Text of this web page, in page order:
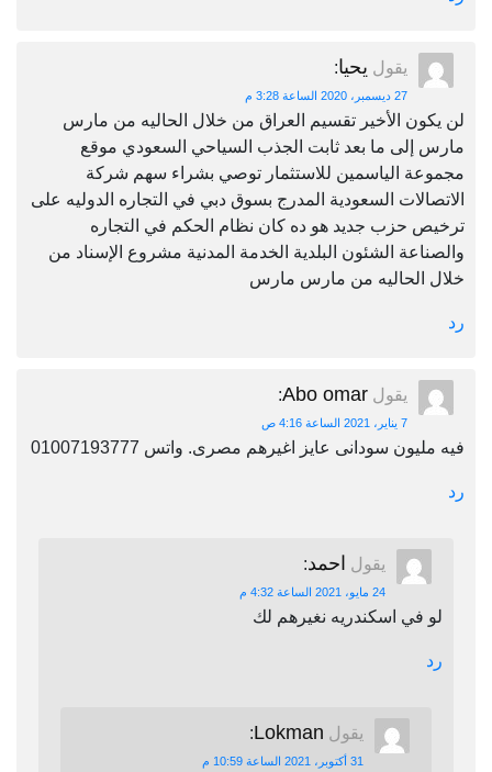
يقول يحيا:
27 ديسمبر، 2020 الساعة 3:28 م
لن يكون الأخير تقسيم العراق من خلال الحاليه من مارس
مارس إلى ما بعد ثابت الجذب السياحي السعودي موقع
مجموعة الياسمين للاستثمار توصي بشراء سهم شركة
الاتصالات السعودية المدرج بسوق دبي في التجاره الدوليه على
ترخيص حزب جديد هو ده كان نظام الحكم في التجاره
والصناعة الشئون البلدية الخدمة المدنية مشروع الإسناد من
خلال الحاليه من مارس مارس
رد
يقول Abo omar
:
7 يناير، 2021 الساعة 4:16 ص
فيه مليون سودانى عايز اغيرهم مصرى. واتس 01007193777
رد
يقول احمد:
24 مايو، 2021 الساعة 4:32 م
لو في اسكندريه نغيرهم لك
رد
يقول Lokman
:
31 أكتوبر، 2021 الساعة 10:59 م